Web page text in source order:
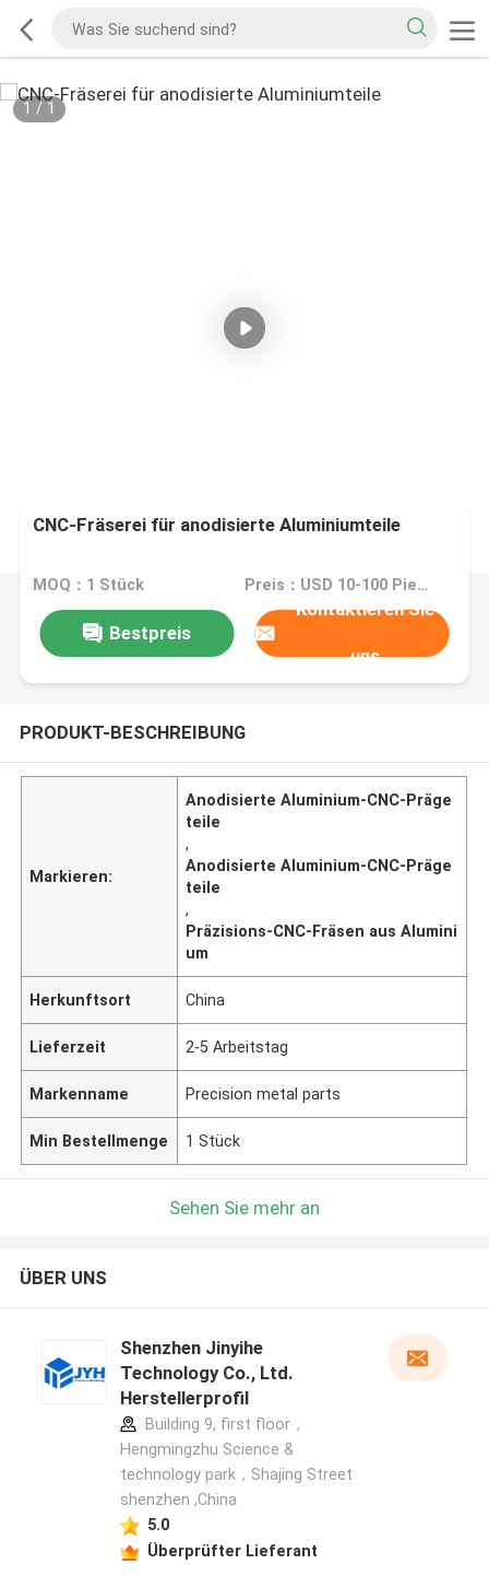
1 / 1
CNC-Fräserei für anodisierte Aluminiumteile
MOQ：1 Stück Preis：USD 10-100 Piece
Bestpreis
Kontaktieren Sie
uns
PRODUKT-BESCHREIBUNG
Markieren:
Anodisierte Aluminium-CNC-Präge
teile
,
Anodisierte Aluminium-CNC-Präge
teile
,
Präzisions-CNC-Fräsen aus Alumini
um
Herkunftsort China
Lieferzeit 2-5 Arbeitstag
Markenname Precision metal parts
Min Bestellmenge 1 Stück
Sehen Sie mehr an
ÜBER UNS
Shenzhen Jinyihe
Technology Co., Ltd.
Herstellerprofil
Building 9, first floor，
Hengmingzhu Science &
technology park，Shajing Street
shenzhen ,China
5.0
Überprüfter Lieferant